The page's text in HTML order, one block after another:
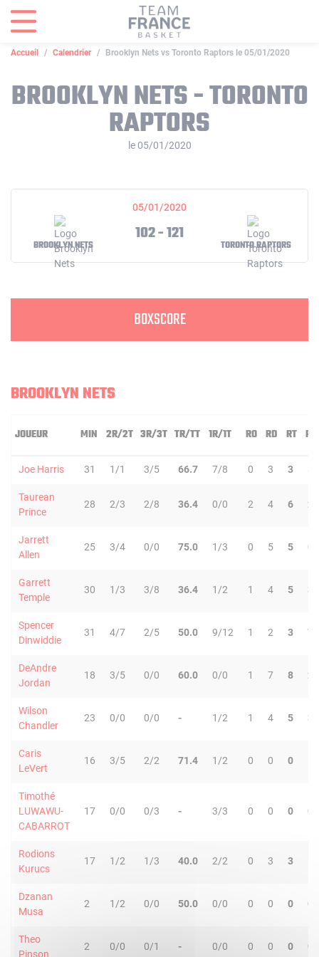
Accueil Calendrier Brooklyn Nets vs Toronto Raptors le 05/01/2020
BROOKLYN NETS - TORONTO
RAPTORS
le 05/01/2020
05/01/2020
BROOKLYN NETS
102 - 121
TORONTO RAPTORS
BOXSCORE
BROOKLYN NETS
JOUEUR MIN 2R/2T 3R/3T TR/TT 1R/1T RO RD RT PD
Joe Harris 31 1/1 3/5 66.7 7/8 0 3 3
Taurean
Prince
28 2/3 2/8 36.4 0/0 2 4 6 2
Jarrett
Allen
25 3/4 0/0 75.0 1/3 0 5 5 0
Garrett
Temple
30 1/3 3/8 36.4 1/2 1 4 5 3
Spencer
Dinwiddie
31 4/7 2/5 50.0 9/12 1 2 3 7
DeAndre
Jordan
18 3/5 0/0 60.0 0/0 1 7 8 2
Wilson
Chandler
23 0/0 0/0 - 1/2 1 4 5 3
Caris
LeVert
16 3/5 2/2 71.4 1/2 0 0 0
Timothé
LUWAWU-
CABARROT
17 0/0 0/3 - 3/3 0 0 0 0
Rodions
Kurucs
17 1/2 1/3 40.0 2/2 0 3 3
Dzanan
Musa
2 1/2 0/0 50.0 0/0 0 0 0 0
Theo
Pinson
2 0/0 0/1 - 0/0 0 0 0 0
Panneau de gestion des cookies